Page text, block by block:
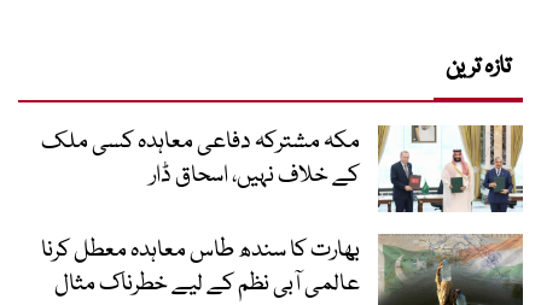
تازہ ترین
مکہ مشترکہ دفاعی معاہدہ کسی ملک
کے خلاف نہیں، اسحاق ڈار
بھارت کا سندھ طاس معاہدہ معطل کرنا
عالمی آبی نظم کے لیے خطرناک مثال